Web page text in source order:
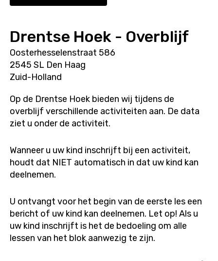
Drentse Hoek - Overblijf
Oosterhesselenstraat 586
2545 SL Den Haag
Zuid-Holland
Op de Drentse Hoek bieden wij tijdens de
overblijf verschillende activiteiten aan. De data
ziet u onder de activiteit.
Wanneer u uw kind inschrijft bij een activiteit,
houdt dat NIET automatisch in dat uw kind kan
deelnemen.
U ontvangt voor het begin van de eerste les een
bericht of uw kind kan deelnemen. Let op! Als u
uw kind inschrijft is het de bedoeling om alle
lessen van het blok aanwezig te zijn.